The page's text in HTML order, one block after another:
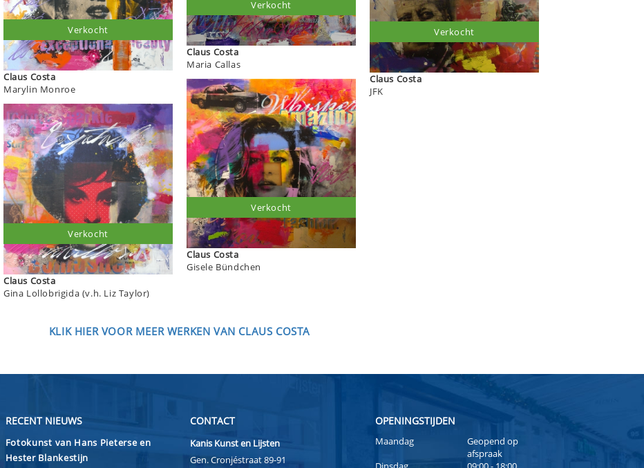
Claus Costa
Marylin Monroe
Verkocht
Claus Costa
Gina Lollobrigida (v.h. Liz Taylor)
Verkocht
Claus Costa
Maria Callas
Verkocht
Claus Costa
Gisele Bündchen
Verkocht
Claus Costa
JFK
Verkocht
KLIK HIER VOOR MEER WERKEN VAN CLAUS COSTA
RECENT NIEUWS
Fotokunst van Hans Pieterse en
Hester Blankestijn
CONTACT
Kanis Kunst en Lijsten
Gen. Cronjéstraat 89-91
OPENINGSTIJDEN
Maandag
Geopend op
afspraak